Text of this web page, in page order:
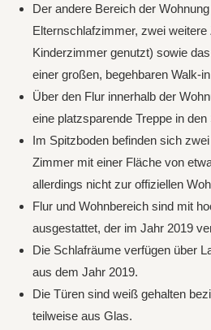
Der andere Bereich der
Elternschlafzimmer, zwei
Kinderzimmer genutzt) sowie
einer großen, begehbaren Walk-
Über den Flur innerhalb der
eine platzsparende Treppe in den
Im Spitzboden befinden sich
Zimmer mit einer Fläche von
allerdings nicht zur offiziellen
Flur und Wohnbereich sind mit
ausgestattet, der im Jahr 2019
Die Schlafräume verfügen über
aus dem Jahr 2019.
Die Türen sind weiß gehalten
teilweise aus Glas.